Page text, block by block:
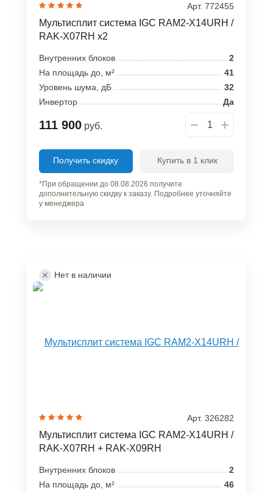
Арт. 772455
Мультисплит система IGC RAM2-X14URH /
RAK-X07RH x2
Внутренних блоков
2
На площадь до, м²
41
Уровень шума, дБ
32
Инвертор
Да
111 900 руб.
Получить скидку Купить в 1 клик
*При обращении до 08.08.2026 получите
дополнительную скидку к заказу. Подробнее уточняйте
у менеджера
Нет в наличии
Арт. 326282
Мультисплит система IGC RAM2-X14URH /
RAK-X07RH + RAK-X09RH
Внутренних блоков
2
На площадь до, м²
46